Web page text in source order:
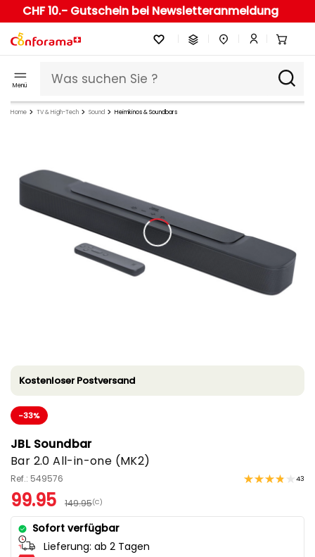
CHF 10.- Gutschein bei Newsletteranmeldung
Menü
Home TV & High-Tech Sound Heimkinos & Soundbars
Kostenloser Postversand
-33%
JBL Soundbar
Bar 2.0 All-in-one (MK2)
Ref.: 549576 43
99.95 149.95(C)
Sofort verfügbar
Lieferung: ab 2 Tagen